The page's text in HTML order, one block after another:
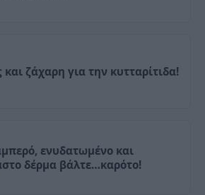
ζάχαρη για την κυτταρίτιδα!
ενυδατωμένο και
δέρμα βάλτε…καρότο!